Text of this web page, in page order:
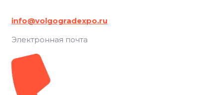
info@volgogradexpo.ru
Электронная почта